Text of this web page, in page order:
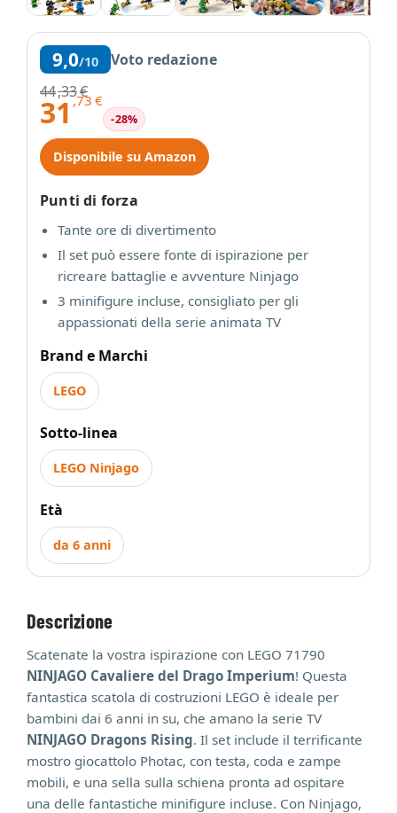
9,0/10
Voto redazione
44,33€
31 ,73 €
-28%
Disponibile su Amazon
Punti di forza
Tante ore di divertimento
Il set può essere fonte di ispirazione per
ricreare battaglie e avventure Ninjago
3 minifigure incluse, consigliato per gli
appassionati della serie animata TV
Brand e Marchi
LEGO
Sotto-linea
LEGO Ninjago
Età
da 6 anni
Descrizione
Scatenate la vostra ispirazione con LEGO 71790
NINJAGO Cavaliere del Drago Imperium! Questa
fantastica scatola di costruzioni LEGO è ideale per
bambini dai 6 anni in su, che amano la serie TV
NINJAGO Dragons Rising. Il set include il terrificante
mostro giocattolo Photac, con testa, coda e zampe
mobili, e una sella sulla schiena pronta ad ospitare
una delle fantastiche minifigure incluse. Con Ninjago,